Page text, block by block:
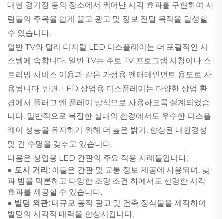
대형 경기장 등의 장소에서 뛰어난 시각 효과를 구현하여 사
람들의 주목을 쉽게 끌고 광고 및 정보 전달 목적을 달성할
수 있습니다.
일반 TV와 달리 디지털 LED 디스플레이는 더 포괄적인 시
스템에 속합니다. 일반 TV는 주로 TV 프로그램 시청이나 스
트리밍 서비스 이용과 같은 가정용 엔터테인먼트 용도로 사
용됩니다. 반면, LED 상업용 디스플레이는 다양한 상업 환
경에서 플러그 앤 플레이 방식으로 사용하도록 설계되었습
니다. 일반적으로 복잡한 실내외 환경에서도 우수한 디스플
레이 성능을 유지하기 위해 더 높은 밝기, 향상된 내환경성
및 긴 수명을 갖추고 있습니다.
다음은 상업용 LED 간판의 주요 적용 사례들입니다:
● 도시 거리: 이들은 간판 및 교통 정보 제공에 사용되며, 낮
과 밤을 막론하고 다양한 조명 조건 하에서도 선명한 시각
효과를 제공할 수 있습니다.
● 빌딩 외관: 대규모 동적 광고 및 건축 장식물을 제작하여
빌딩의 시각적 매력을 향상시킵니다.